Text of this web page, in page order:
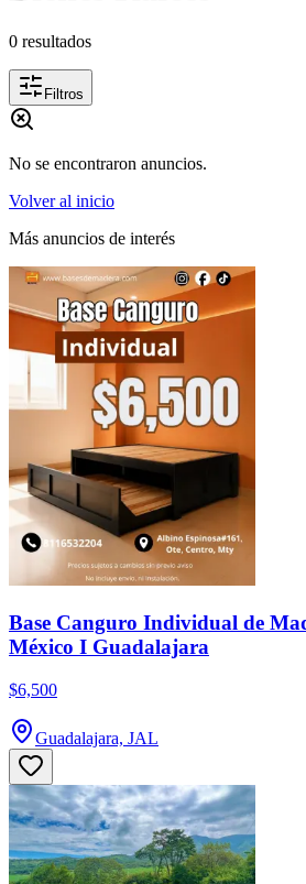
0 resultados
Filtros
No se encontraron anuncios.
Volver al inicio
Más anuncios de interés
Base Canguro Individual de
México I Guadalajara
$6,500
Guadalajara, JAL